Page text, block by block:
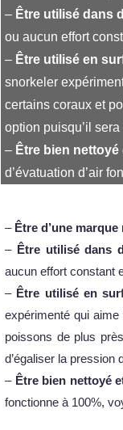
– Être utilisé dans
ou aucun effort
– Être utilisé en
snorkeler
certains coraux et
option puisqu’il
– Être bien nettoyé
d’évatuation d’air
– Être d’une
– Être utilisé dans
aucun effort constant
– Être utilisé en
expérimenté qui
poissons de plus
d’égaliser la pression
– Être bien nettoyé
fonctionne à 100%,